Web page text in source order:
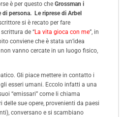
è per questo che Grossman i
persona. Le riprese di Arbel
si è recato per fare
de “La vita gioca con me”, in
conviene che è stata un’idea
vanno cercate in un luogo fisico,
Gli piace mettere in contatto i
esseri umani. Eccolo infatti a una
“emissari” come li chiama
sue opere, provenienti da paesi
conversano e si scambiano